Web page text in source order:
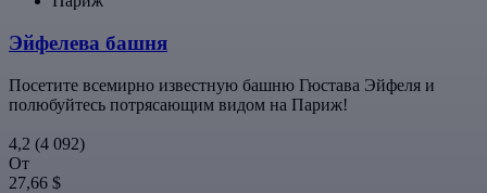
Эйфелева башня
Посетите всемирно известную башню Гюстава Эйфеля и
полюбуйтесь потрясающим видом на Париж!
4,2 (4 092)
От
27,66 $